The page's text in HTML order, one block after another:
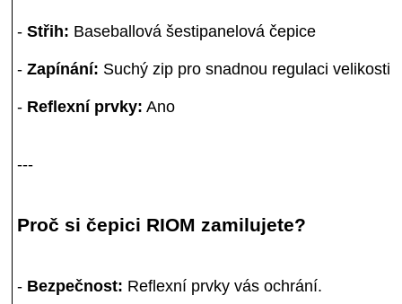
- Střih: Baseballová šestipanelová čepice
- Zapínání: Suchý zip pro snadnou regulaci velikosti
- Reflexní prvky: Ano
---
Proč si čepici RIOM zamilujete?
- Bezpečnost: Reflexní prvky vás ochrání.